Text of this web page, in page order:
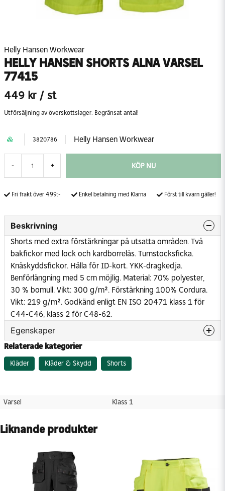
Helly Hansen Workwear
HELLY HANSEN SHORTS ALNA VARSEL
77415
449 kr / st
Utförsäljning av överskottslager. Begränsat antal!
3820786 Helly Hansen Workwear
- + KÖP NU
Fri frakt över 499:- Enkel betalning med Klarna Först till kvarn gäller!
Beskrivning
Shorts med extra förstärkningar på utsatta områden. Två
bakfickor med lock och kardborrelås. Tumstocksficka.
Knäskyddsfickor. Hälla för ID-kort. YKK-dragkedja.
Benförlängning med 5 cm möjlig. Material: 70% polyester,
30 % bomull. Vikt: 300 g/m². Förstärkning 100% Cordura.
Vikt: 219 g/m². Godkänd enligt EN ISO 20471 klass 1 för
C44-C46, klass 2 för C48-62.
Egenskaper
Varsel
Relaterade kategorier
Kläder Kläder & Skydd Shorts
Varsel Klass 1
Liknande produkter